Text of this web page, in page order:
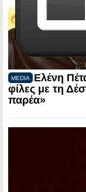
MEDIA
Ελένη
φίλες με τη
παρέα»